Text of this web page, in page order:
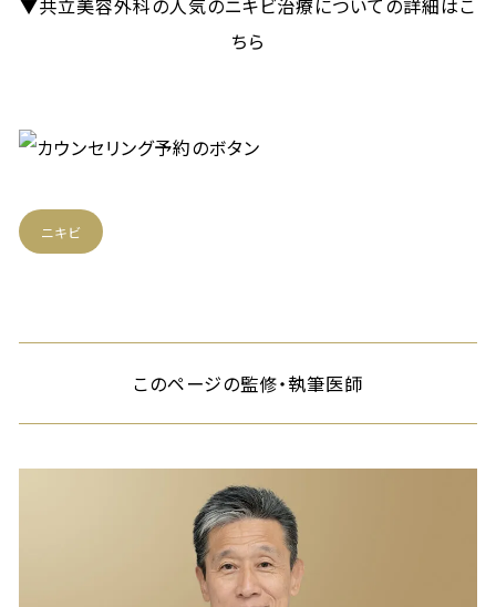
▼共立美容外科の人気のニキビ治療についての詳細はこ
ちら
ニキビ
このページの監修・執筆医師